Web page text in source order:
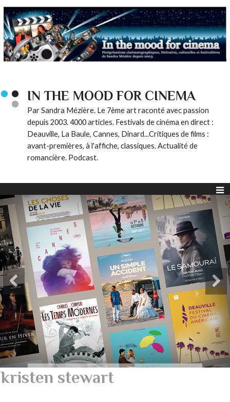
IN THE MOOD FOR CINEMA
Par Sandra Mézière. Le 7ème art raconté avec passion
depuis 2003. 4000 articles. Festivals de cinéma en direct :
Deauville, La Baule, Cannes, Dinard...Critiques de films :
avant-premières, à l'affiche, classiques. Actualité de
romancière. Podcast.
kristen stewart